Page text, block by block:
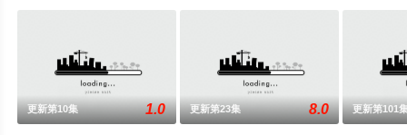
更新第10集 1.0 更新第23集 8.0 更新第101